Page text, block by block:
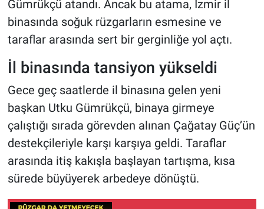
Gümrükçü atandı. Ancak bu atama, İzmir il
binasında soğuk rüzgarların esmesine ve
taraflar arasında sert bir gerginliğe yol açtı.
İl binasında tansiyon yükseldi
Gece geç saatlerde il binasına gelen yeni
başkan Utku Gümrükçü, binaya girmeye
çalıştığı sırada görevden alınan Çağatay Güç’ün
destekçileriyle karşı karşıya geldi. Taraflar
arasında itiş kakışla başlayan tartışma, kısa
sürede büyüyerek arbedeye dönüştü.